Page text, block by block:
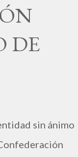
DE
sin ánimo